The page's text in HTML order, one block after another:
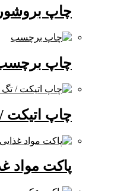
چاپ بروشور و پمفلت
چاپ برچسب
چاپ اتیکت / تگ آویز
پاکت مواد غذایی